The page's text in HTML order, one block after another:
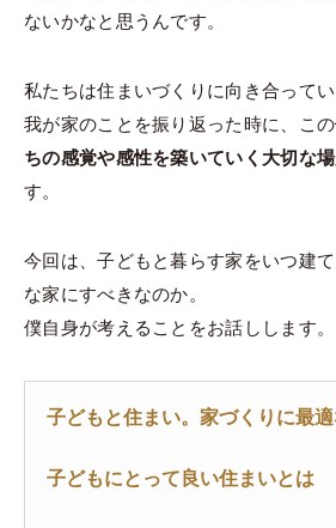
ないかなと思うんです。
私たちは住まいづくりに向き合って
我が家のことを振り返った時に、この
ちの感覚や感性を築いていく大切な
す。
今回は、子どもと暮らす家をいつ建
な家にすべきなのか。
僕自身が考えることをお話しします。
子どもと住まい。家づくりに最
子どもにとって良い住まいとは